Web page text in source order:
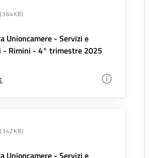
(364KB)
Unioncamere - Servizi e
- Rimini - 4° trimestre 2025
(342KB)
Unioncamere - Servizi e